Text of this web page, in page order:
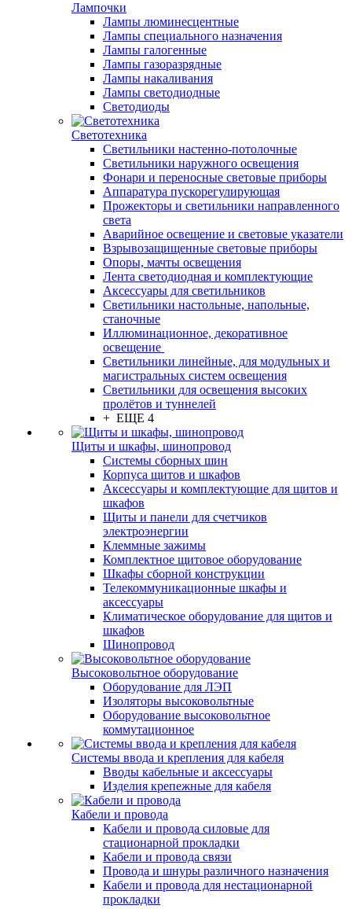
Лампочки
Лампы люминесцентные
Лампы специального назначения
Лампы галогенные
Лампы газоразрядные
Лампы накаливания
Лампы светодиодные
Светодиоды
Светотехника
Светильники настенно-потолочные
Светильники наружного освещения
Фонари и переносные световые приборы
Аппаратура пускорегулирующая
Прожекторы и светильники направленного
света
Аварийное освещение и световые указатели
Взрывозащищенные световые приборы
Опоры, мачты освещения
Лента светодиодная и комплектующие
Аксессуары для светильников
Светильники настольные, напольные,
станочные
Иллюминационное, декоративное
освещение
Светильники линейные, для модульных и
магистральных систем освещения
Светильники для освещения высоких
пролётов и туннелей
+ ЕЩЕ 4
Щиты и шкафы, шинопровод
Системы сборных шин
Корпуса щитов и шкафов
Аксессуары и комплектующие для щитов и
шкафов
Щиты и панели для счетчиков
электроэнергии
Клеммные зажимы
Комплектное щитовое оборудование
Шкафы сборной конструкции
Телекоммуникационные шкафы и
аксессуары
Климатическое оборудование для щитов и
шкафов
Шинопровод
Высоковольтное оборудование
Оборудование для ЛЭП
Изоляторы высоковольтные
Оборудование высоковольтное
коммутационное
Системы ввода и крепления для кабеля
Вводы кабельные и аксессуары
Изделия крепежные для кабеля
Кабели и провода
Кабели и провода силовые для
стационарной прокладки
Кабели и провода связи
Провода и шнуры различного назначения
Кабели и провода для нестационарной
прокладки